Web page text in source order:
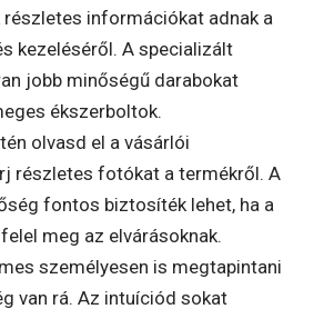
részletes információkat adnak a
kezeléséről. A specializált
jobb minőségű darabokat
ékszerboltok.
olvasd el a vásárlói
részletes fotókat a termékről. A
fontos biztosíték lehet, ha a
meg az elvárásoknak.
személyesen is megtapintani
van rá. Az intuíciód sokat